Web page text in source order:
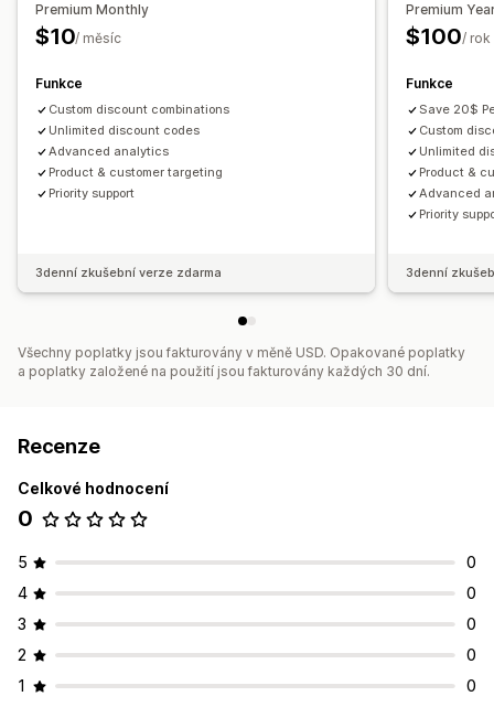
Sčítání slev
Premium Monthly
$10/ měsíc
Funkce
Custom discount combinations
Unlimited discount codes
Advanced analytics
Product & customer targeting
Priority support
3denní zkušební verze zdarma
Premium
$100/ rok
Funkce
Save 20$
Custom
Unlimited
Product &
Advanced
Priority
3denní
Všechny poplatky jsou fakturovány v měně USD. Opakované poplatky
a poplatky založené na použití jsou fakturovány každých 30 dní.
Recenze
Celkové hodnocení
0
5
0
4
0
3
0
2
0
1
0